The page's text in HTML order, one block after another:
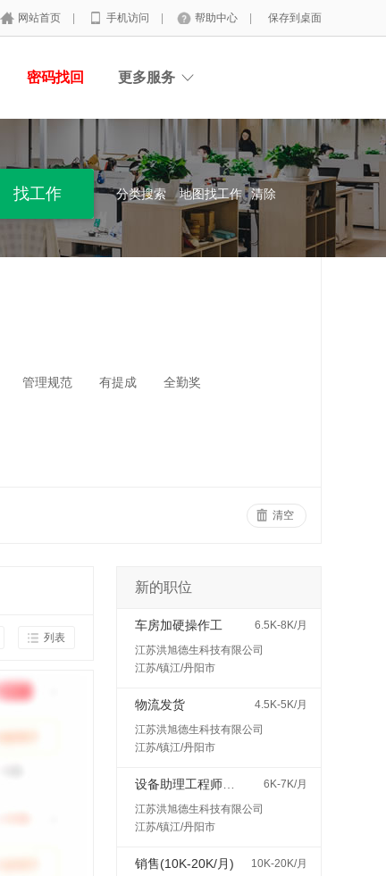
网站首页 手机访问 帮助中心 保存到桌面
密码找回 更多服务
分类搜索 地图找工作 清除
管理规范 有提成 全勤奖
清空
列表
新的职位
车房加硬操作工
6.5K-8K/月
江苏洪旭德生科技有限公司
江苏/镇江/丹阳市
物流发货
4.5K-5K/月
江苏洪旭德生科技有限公司
江苏/镇江/丹阳市
6K-7K/月
江苏洪旭德生科技有限公司
江苏/镇江/丹阳市
销售(10K-20K/月)
10K-20K/月